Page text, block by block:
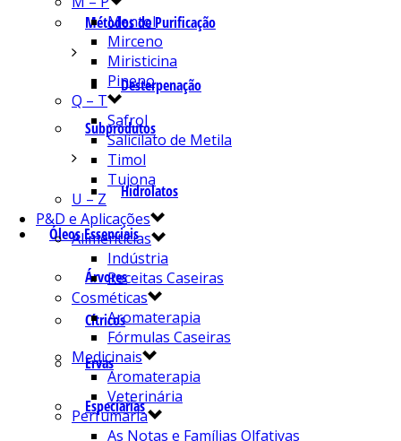
Métodos de Purificação
Desterpenação
Subprodutos
Hidrolatos
Óleos Essenciais
Árvores
Cítricos
Ervas
Especiarias
Mentol
Mirceno
Miristicina
Pineno
Q – T
Safrol
Salicilato de Metila
Timol
Tujona
U – Z
P&D e Aplicações
Alimentícias
Indústria
Receitas Caseiras
Cosméticas
Aromaterapia
Fórmulas Caseiras
Medicinais
Aromaterapia
Veterinária
Perfumaria
As Notas e Famílias Olfativas